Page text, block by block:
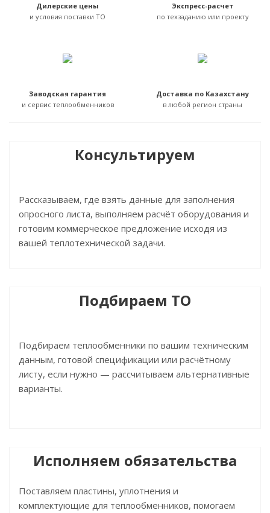
Дилерские цены
и условия поставки ТО
Экспресс-расчет
по техзаданию или проекту
Заводская гарантия
и сервис теплообменников
Доставка по Казахстану
в любой регион страны
Консультируем
Рассказываем, где взять данные для заполнения
опросного листа, выполняем расчёт оборудования и
готовим коммерческое предложение исходя из
вашей теплотехнической задачи.
Подбираем ТО
Подбираем теплообменники по вашим техническим
данным, готовой спецификации или расчётному
листу, если нужно — рассчитываем альтернативные
варианты.
Исполняем обязательства
Поставляем пластины, уплотнения и
комплектующие для теплообменников, помогаем